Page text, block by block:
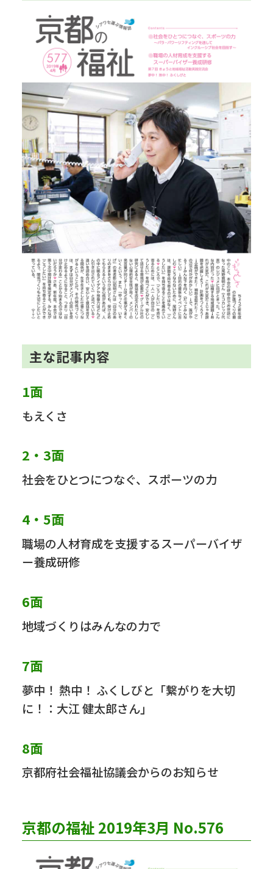
主な記事内容
1面
もえくさ
2・3面
社会をひとつにつなぐ、スポーツの力
4・5面
職場の人材育成を支援するスーパーバイザ
ー養成研修
6面
地域づくりはみんなの力で
7面
夢中！ 熱中！ ふくしびと「繋がりを大切
に！：大江 健太郎さん」
8面
京都府社会福祉協議会からのお知らせ
京都の福祉 2019年3月 No.576